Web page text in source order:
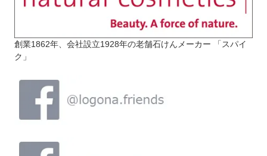
創業1862年、会社設立1928年の老舗石けんメーカー 「スパイ
ク」